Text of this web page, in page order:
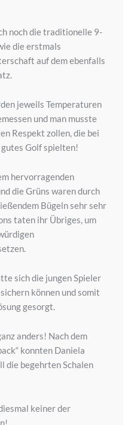
noch die traditionelle 9-
die erstmals
auf dem ebenfalls
jeweils Temperaturen
und man musste
Respekt zollen, die bei
Golf spielten!
hervorragenden
die Grüns waren durch
Bügeln sehr sehr
taten ihr Übriges, um
sich die jungen Spieler
können und somit
gesorgt.
anders! Nach dem
konnten Daniela
die begehrten Schalen
keiner der